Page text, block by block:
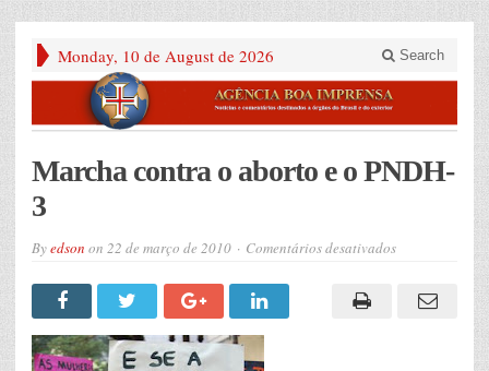
Monday, 10 de August de 2026 Search
Marcha contra o aborto e o PNDH-
3
Byedson on 22 de março de 2010 Comentários desativadosem
aborto